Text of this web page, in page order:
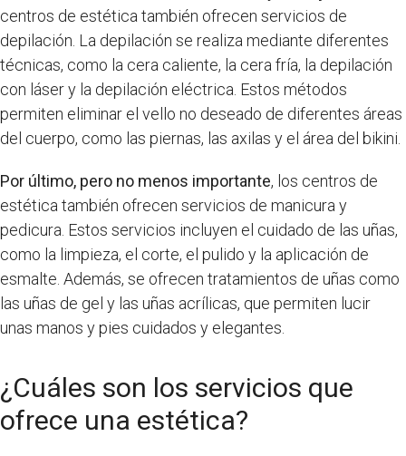
centros de estética también ofrecen servicios de
depilación. La depilación se realiza mediante diferentes
técnicas, como la cera caliente, la cera fría, la depilación
con láser y la depilación eléctrica. Estos métodos
permiten eliminar el vello no deseado de diferentes áreas
del cuerpo, como las piernas, las axilas y el área del bikini.
Por último, pero no menos importante, los centros de
estética también ofrecen servicios de manicura y
pedicura. Estos servicios incluyen el cuidado de las uñas,
como la limpieza, el corte, el pulido y la aplicación de
esmalte. Además, se ofrecen tratamientos de uñas como
las uñas de gel y las uñas acrílicas, que permiten lucir
unas manos y pies cuidados y elegantes.
¿Cuáles son los servicios que
ofrece una estética?